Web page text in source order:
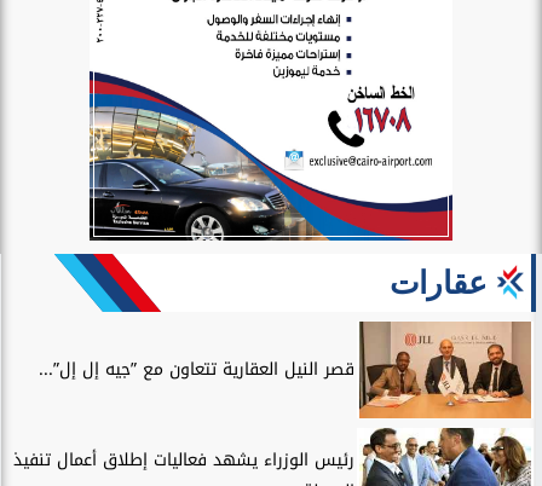
عقارات
قصر النيل العقارية تتعاون مع ”جيه إل إل”...
رئيس الوزراء يشهد فعاليات إطلاق أعمال تنفيذ